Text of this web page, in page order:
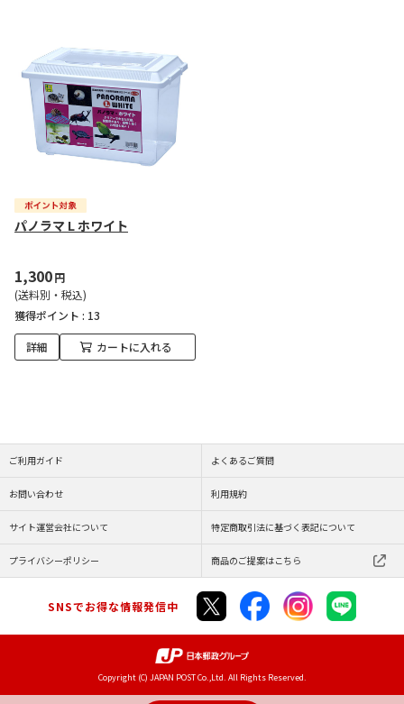
パノラマ L ホワイト
1,300円
(送料別・税込)
獲得ポイント : 13
詳細 カートに入れる
ご利用ガイド よくあるご質問
お問い合わせ 利用規約
サイト運営会社について 特定商取引法に基づく表記について
プライバシーポリシー 商品のご提案はこちら
SNSでお得な情報発信中
Copyright (C) JAPAN POST Co.,Ltd. All Rights Reserved.